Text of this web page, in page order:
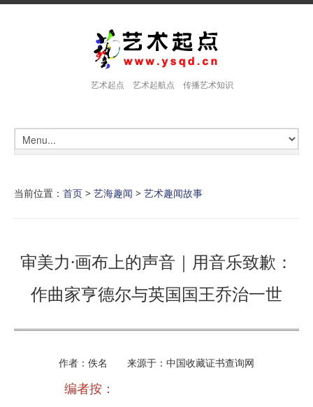
艺术起点 艺术起航点 传播艺术知识
当前位置： 首页 > 艺海趣闻 > 艺术趣闻故事
审美力·画布上的声音｜用音乐致歉：
作曲家亨德尔与英国国王乔治一世
作者：佚名 来源于：中国收藏证书查询网
编者按：